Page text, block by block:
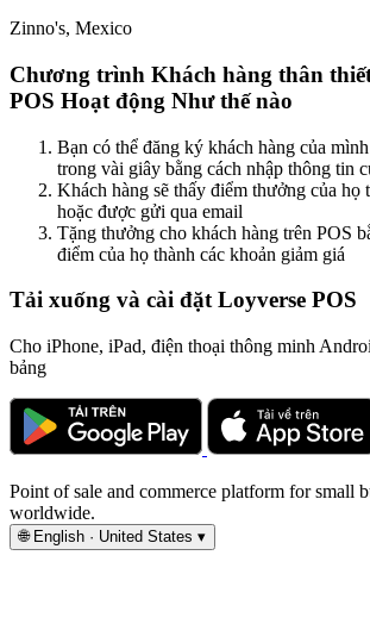
Zinno's, Mexico
Chương trình Khách hàng thân
POS Hoạt động Như thế nào
Bạn có thể đăng ký khách hàng của
trong vài giây bằng cách nhập thông tin
Khách hàng sẽ thấy điểm thưởng của họ
hoặc được gửi qua email
Tặng thưởng cho khách hàng trên POS
điểm của họ thành các khoản giảm giá
Tải xuống và cài đặt Loyverse POS
Cho iPhone, iPad, điện thoại thông minh
bảng
Point of sale and commerce platform for small
worldwide.
🌐 English · United States ▾